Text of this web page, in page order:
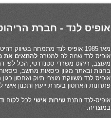
אופיס לנד - חברת הריהוט
מאז 1985 אופיס לנד מתמחה בשיווק רהיטי משרד ב
אופיס לנד שמה לה למטרה להתאים את
מעוצב, ריהוט משרדי סטנדרטי, הכל לפי
בחנות ובאתר מגוון כיסאות מחשב,
אופיס לנד משווקת מוצרי תיוק ואחסון
פתרונות האחסון בעזרת ייעוץ ותכנון
אופיס-לנד נותנת שירות אישי לכל לקוח
במוצריה.